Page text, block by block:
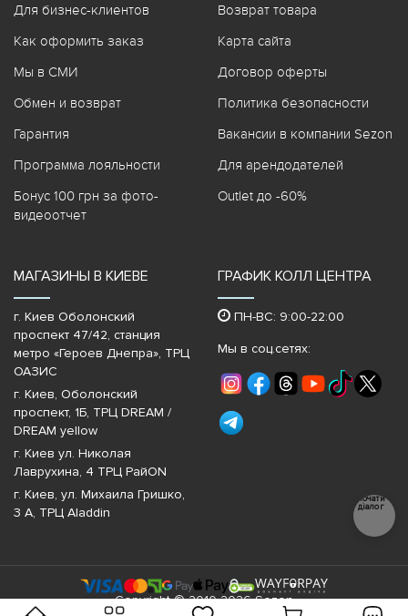
Для бизнес-клиентов
Как оформить заказ
Мы в СМИ
Обмен и возврат
Гарантия
Программа лояльности
Бонус 100 грн за фото-
видеоотчет
Возврат товара
Карта сайта
Договор оферты
Политика безопасности
Вакансии в компании Sezon
Для арендодателей
Outlet до -60%
МАГАЗИНЫ В КИЕВЕ
г. Киев Оболонский
проспект 47/42, станция
метро «Героев Днепра»‎, ТРЦ
ОАЗИС
г. Киев, Оболонский
проспект, 1Б, ТРЦ DREAM /
DREAM yellow
г. Киев ул. Николая
Лаврухина, 4 ТРЦ РайON
г. Киев, ул. Михаила Гришко,
3 А, ТРЦ Aladdin
ГРАФИК КОЛЛ ЦЕНТРА
ПН-ВС: 9:00-22:00
Мы в соц.сетях:
Copyright © 2010-2026 Sezon
Почати
діалог